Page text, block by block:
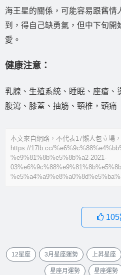
海王星的關係，可能容易跟舊情
到，得自己缺勇氣，但中下旬開
愛。
健康注意：
乳腺、生殖系統、睡眠、座瘡、
腹瀉、膝蓋、抽筋、頸椎，頭痛
本文來自網路，不代表17懶人包立場
https://17lb.cc/
%e9%81%8b%e5%8b%a2-2021-
105
12星座 3月星座運勢 上昇星座
星座月運勢 星座運勢